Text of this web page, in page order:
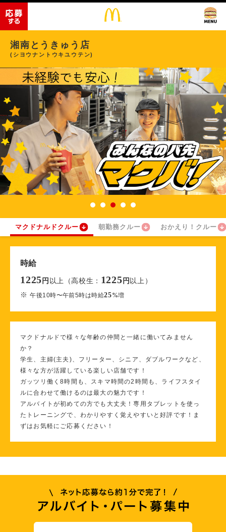
湘南とうきゅう店
(シヨウナントウキユウテン)
マクドナルドクルー 朝勤務クルー おかえり！クルー
時給
1225 円 以上（高校生： 1225 円 以上）
※午後10時〜午前5時は時給25%増
マクドナルドで様々な年齢の仲間と一緒に働いてみません
か？
学生、主婦(主夫)、フリーター、シニア、ダブルワークなど、
様々な方が活躍している楽しい店舗です！
ガッツリ働く8時間も、スキマ時間の2時間も、ライフスタイ
ルに合わせて働けるのは最大の魅力です！
アルバイトが初めての方でも大丈夫！専用タブレットを使っ
たトレーニングで、わかりやすく覚えやすいと好評です！ま
ずはお気軽にご応募ください！